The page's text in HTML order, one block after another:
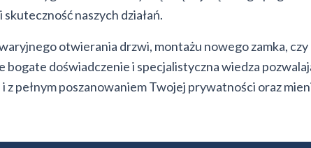
naszych działań.
otwierania drzwi, montażu nowego zamka,
bogate doświadczenie i specjalistyczna wiedza
z pełnym poszanowaniem Twojej prywatności oraz